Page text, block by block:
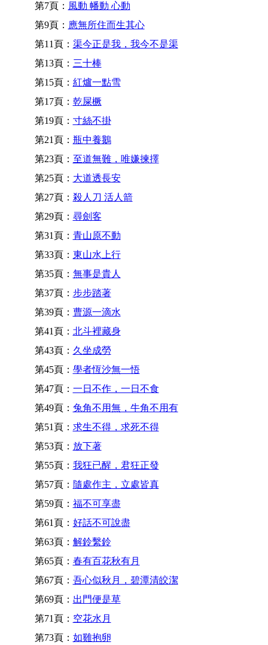
第7頁： 風動 幡動 心動
第9頁： 應無所住而生其心
第11頁： 渠今正是我，我今不是渠
第13頁： 三十棒
第15頁： 紅爐一點雪
第17頁： 乾屎橛
第19頁： 寸絲不掛
第21頁： 瓶中養鵝
第23頁： 至道無難，唯嫌揀擇
第25頁： 大道透長安
第27頁： 殺人刀 活人箭
第29頁： 尋劍客
第31頁： 青山原不動
第33頁： 東山水上行
第35頁： 無事是貴人
第37頁： 步步踏著
第39頁： 曹源一滴水
第41頁： 北斗裡藏身
第43頁： 久坐成勞
第45頁： 學者恆沙無一悟
第47頁： 一日不作，一日不食
第49頁： 兔角不用無，牛角不用有
第51頁： 求生不得，求死不得
第53頁： 放下著
第55頁： 我狂已醒，君狂正發
第57頁： 隨處作主，立處皆真
第59頁： 福不可享盡
第61頁： 好話不可說盡
第63頁： 解鈴繫鈴
第65頁： 春有百花秋有月
第67頁： 吾心似秋月，碧潭清皎潔
第69頁： 出門便是草
第71頁： 空花水月
第73頁： 如雞抱卵